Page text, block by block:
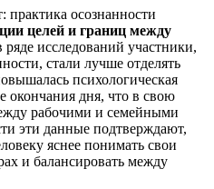
практика осознанности
целей и границ между
исследований участники,
стали лучше отделять
психологическая
окончания дня, что в свою
рабочими и семейными
эти данные подтверждают,
яснее понимать свои
и балансировать между